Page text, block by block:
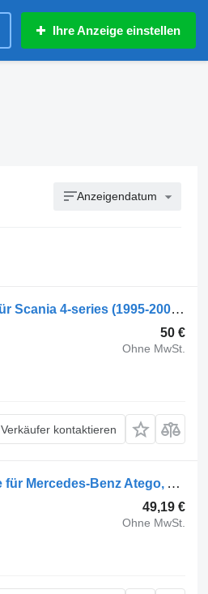
Ihre Anzeige einstellen
Anzeigendatum
Saint-Gobain 4-series 94 (01.95-12.04) 1306260 Seitenscheibe für Scania 4-series (1995-2006) LKW
50 €
Ohne MwSt.
Verkäufer kontaktieren
Saint-Gobain Atego 2 1224 (01.04-) A9737200218 Seitenscheibe für Mercedes-Benz Atego, Atego 2, Atego 3 (1996-) LKW
49,19 €
Ohne MwSt.